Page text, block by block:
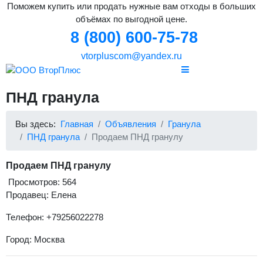
Поможем купить или продать нужные вам отходы в больших
объёмах по выгодной цене.
8 (800) 600-75-78
vtorpluscom@yandex.ru
ПНД гранула
Вы здесь: Главная Объявления
Гранула
ПНД гранула
Продаем ПНД гранулу
Продаем ПНД гранулу
Просмотров: 564
Продавец: Елена
Телефон: +79256022278
Город: Москва